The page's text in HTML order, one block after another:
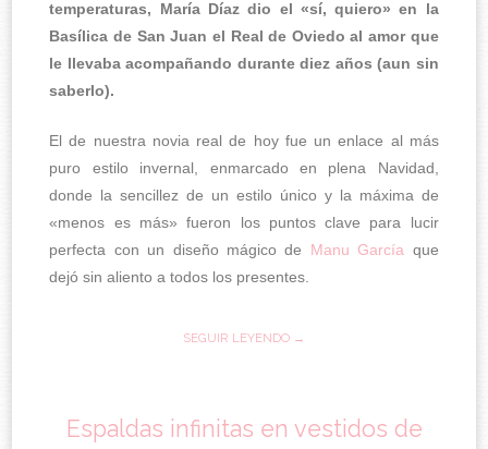
temperaturas, María Díaz dio el «sí, quiero» en la
Basílica de San Juan el Real de Oviedo al amor que
le llevaba acompañando durante diez años (aun sin
saberlo).
El de nuestra novia real de hoy fue un enlace al más
puro estilo invernal, enmarcado en plena Navidad,
donde la sencillez de un estilo único y la máxima de
«menos es más» fueron los puntos clave para lucir
perfecta con un diseño mágico de Manu García que
dejó sin aliento a todos los presentes.
SEGUIR LEYENDO →
Espaldas infinitas en vestidos de